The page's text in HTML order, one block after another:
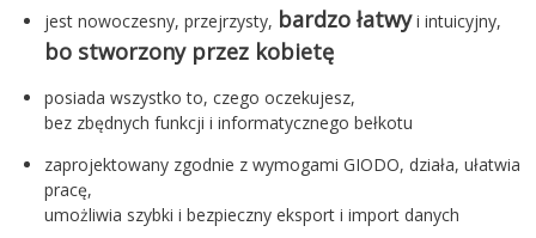
jest nowoczesny, przejrzysty, bardzo łatwyi intuicyjny,
bo stworzony przez kobietę
posiada wszystko to, czego oczekujesz,
bez zbędnych funkcji i informatycznego bełkotu
zaprojektowany zgodnie z wymogami GIODO, działa, ułatwia
pracę,
umożliwia szybki i bezpieczny eksport i import danych